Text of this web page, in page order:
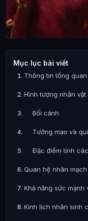
Mục lục bài viết
Thông tin tổng
Hình tượng nhân vật
Bối cảnh
Tướng mạo và
Đặc điểm tính
Quan hệ nhân mạch
Khả năng sức mạnh
Kinh lịch nhân sinh